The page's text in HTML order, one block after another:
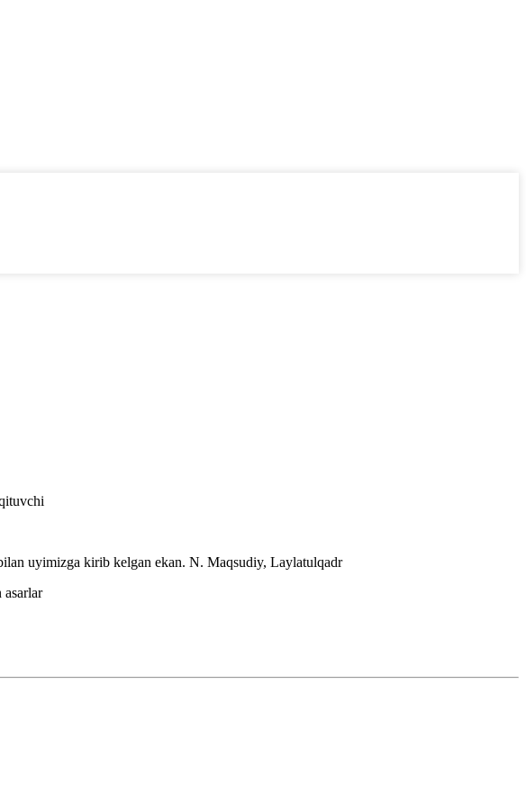
uyimizga kirib kelgan ekan. N. Maqsudiy, Laylatulqadr
asarlar